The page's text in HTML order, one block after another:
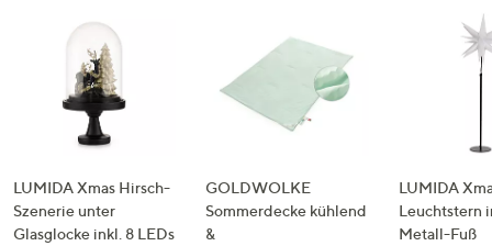
LUMIDA Xmas Hirsch-
Szenerie unter
Glasglocke inkl. 8 LEDs
GOLDWOLKE
Sommerdecke kühlend
&
LUMIDA
Leuchtstern
Metall-Fuß